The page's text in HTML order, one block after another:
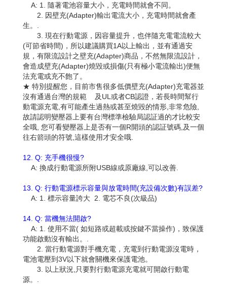
A: 1. 隨著電池容量大小，充電時間就會不同。
2. 因壁充(Adapter)輸出電流大小，充電時間就會產
生。.
3. 現在行動電源，因容量提升，也伴隨充電電流較大
(可節省時間)，所以建議購買1A以上輸出，並有通過安
規，有限流設計之壁充(Adapter)商品，不然無限流設計，
會造成壁充(Adapter)燒毀或損傷(只有極小電流輸出)便無
法充電或充不飽了。
★ 特別提醒您，目前市售很多低價壁充(Adapter)充電器並
沒有通過台灣的規範 及UL或者CB認證，若長時間幫行
動電源充電,有可能產生過熱或甚至燒毀的情形,非常危險,
故請認明變壓器上要有台灣標準檢驗局認証過的才比較安
全哦, 您可看變壓器上是否有一個R開頭的認証號碼,及一個
往右箭頭的符號,這樣使用才安全哦.
12. Q: 充手機很慢?
A: 換成行動電源所附USB線或原廠線,可以改善.
13. Q: 行動電源標示容量與放電時間(充設備次數)有誤差?
A: 1. 標示容量誇大 2. 電芯不良(次級品)
14. Q: 當機無法開啟?
A: 1. 使用不當( 如短路或超載或按鍵不當操作)，致保護
功能啟動沒有輸出。.
2. 當行動電源對手機充電，充電到行動電源沒電時，
電池電壓到3V以下就會關機來保護電池。
3. 以上狀況,只要對行動電源充電就可開啟行動電
源。.